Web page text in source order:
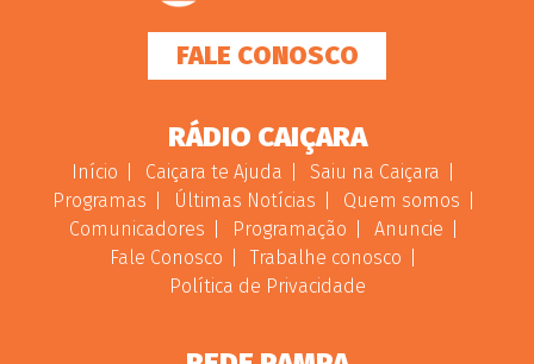
FALE CONOSCO
RÁDIO CAIÇARA
Início Caiçara te Ajuda
Saiu na Caiçara
Programas
Últimas Notícias
Quem somos
Comunicadores
Programação
Anuncie
Fale Conosco
Trabalhe conosco
Política de Privacidade